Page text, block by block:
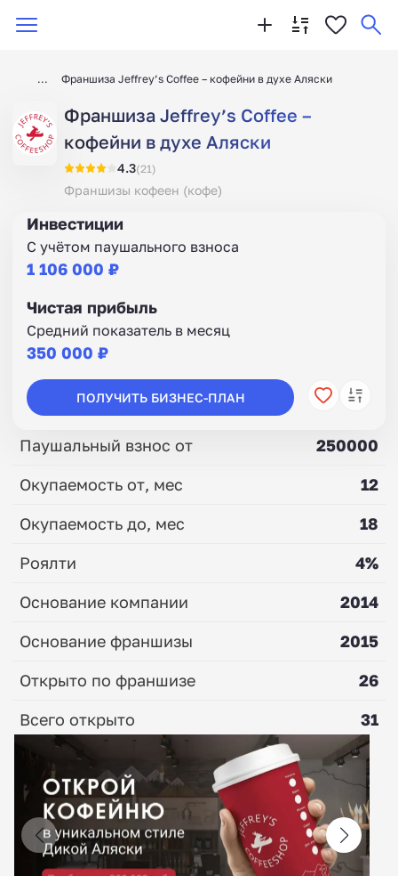
Франшиза Jeffrey’s Coffee – кофейни в духе Аляски
Франшиза Jeffrey’s Coffee –
кофейни в духе Аляски
4.3(21)
Франшизы кофеен (кофе)
Инвестиции
С учётом паушального взноса
1 106 000 ₽
Чистая прибыль
Средний показатель в месяц
350 000 ₽
ПОЛУЧИТЬ БИЗНЕС-ПЛАН
Паушальный взнос от
250000
Окупаемость от, мес
12
Окупаемость до, мес
18
Роялти
4%
Основание компании
2014
Основание франшизы
2015
Открыто по франшизе
26
Всего открыто
31